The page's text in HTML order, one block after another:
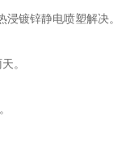
镀锌静电喷塑解决。
。